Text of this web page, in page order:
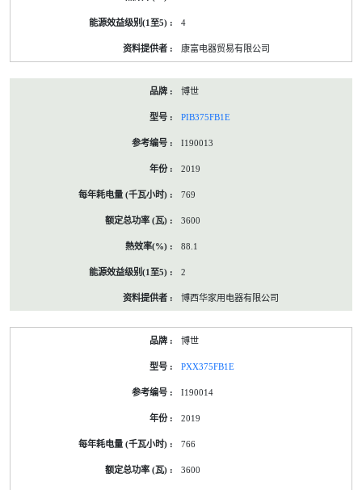
4
康富电器贸易有限公司
博世
PIB375FB1E
I190013
2019
769
3600
88.1
2
博西华家用电器有限公司
博世
PXX375FB1E
I190014
2019
766
3600